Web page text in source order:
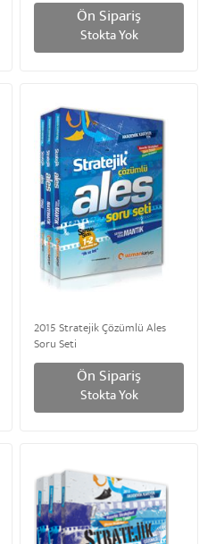
Ön Sipariş
Stokta Yok
2015 Stratejik Çözümlü Ales
Soru Seti
Ön Sipariş
Stokta Yok